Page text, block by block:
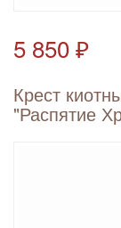
5 850 ₽
Крест
"Распятие